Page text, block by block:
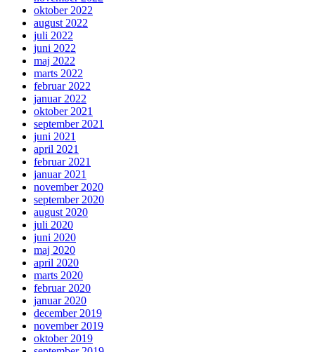
oktober 2022
august 2022
juli 2022
juni 2022
maj 2022
marts 2022
februar 2022
januar 2022
oktober 2021
september 2021
juni 2021
april 2021
februar 2021
januar 2021
november 2020
september 2020
august 2020
juli 2020
juni 2020
maj 2020
april 2020
marts 2020
februar 2020
januar 2020
december 2019
november 2019
oktober 2019